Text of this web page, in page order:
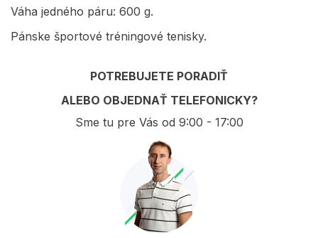
Váha jedného páru: 600 g.
Pánske športové tréningové tenisky.
POTREBUJETE PORADIŤ
ALEBO OBJEDNAŤ TELEFONICKY?
Sme tu pre Vás od 9:00 - 17:00